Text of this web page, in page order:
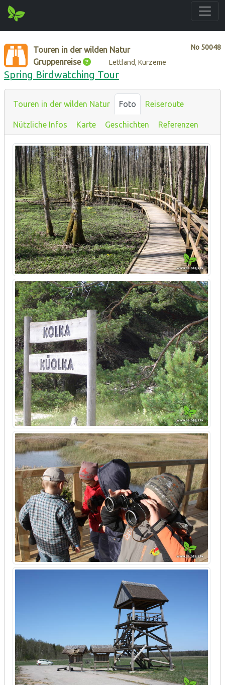
No 50048
Touren in der wilden Natur
Gruppenreise
Lettland, Kurzeme
Spring Birdwatching Tour
Touren in der wilden Natur Foto Reiseroute
Nützliche Infos Karte Geschichten Referenzen